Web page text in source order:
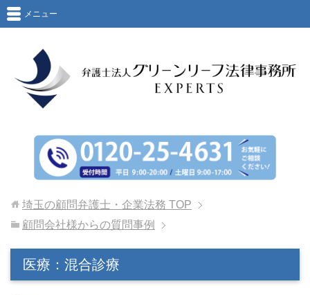
メニュー
埼玉の顧問弁護士・企業法務 TOP
顧問会社様からの質問事例
医療：混合診療